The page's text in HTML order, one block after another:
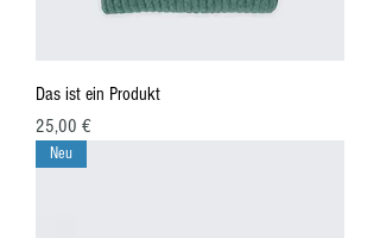
Das ist ein Produkt
Preis
25,00 €
Neu